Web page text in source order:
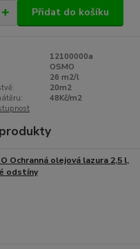
Přidat do košíku
12100000a
OSMO
26 m2/l
20m2
48Kč/m2
Ochranná olejová lazura 2,5 l,
odstíny